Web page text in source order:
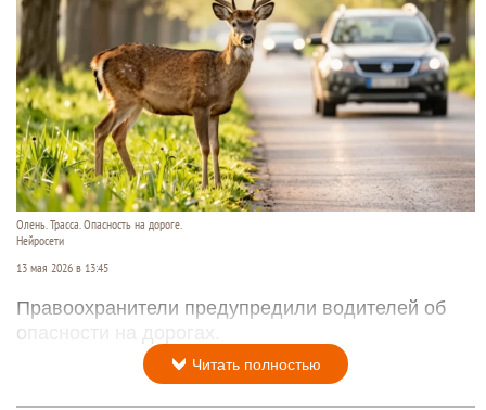
Олень. Трасса. Опасность на дороге.
Нейросети
13 мая 2026 в 13:45
Правоохранители предупредили водителей об
опасности на дорогах.
Читать полностью